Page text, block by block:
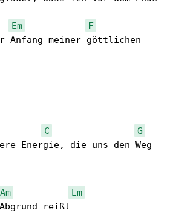
Em
F
Anfang meiner göttlichen
C
G
Energie, die uns den Weg
Am
Em
reißt